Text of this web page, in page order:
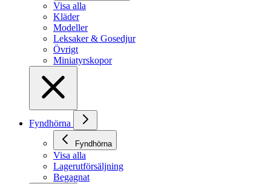
Visa alla
Kläder
Modeller
Leksaker & Gosedjur
Övrigt
Miniatyrskopor
Fyndhörna
Fyndhörna
Visa alla
Lagerutförsäljning
Begagnat